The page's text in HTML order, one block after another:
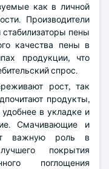
как в личной
Производители
пены
качества пены в
продукции, что
спрос.
рост, так
продукты,
в укладке и
Смачивающие и
важную роль в
покрытия
поглощения